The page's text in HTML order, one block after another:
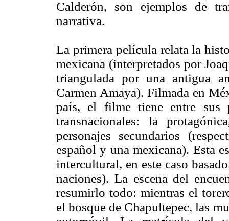
Calderón, son ejemplos de
narrativa.
La primera película relata la
mexicana (interpretados por
triangulada por una antigua
Carmen Amaya). Filmada en
país, el filme tiene entre sus
transnacionales: la
personajes secundarios
español y una mexicana). Esta
intercultural, en este caso
naciones). La escena del
resumirlo todo: mientras el
el bosque de Chapultepec, las